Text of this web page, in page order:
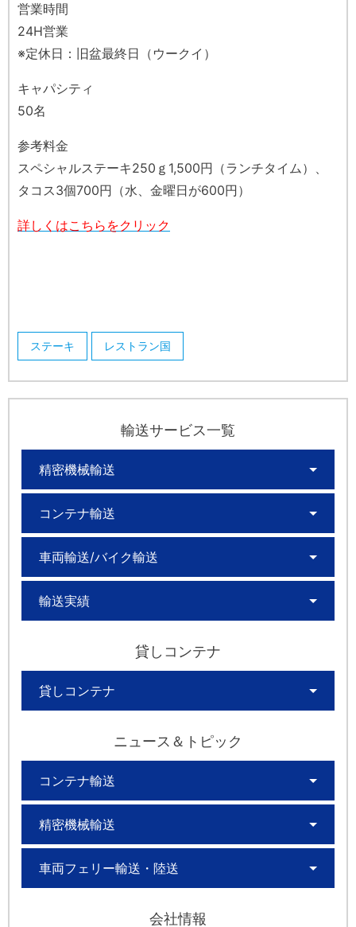
営業時間
24H営業
※定休日：旧盆最終日（ウークイ）
キャパシティ
50名
参考料金
スペシャルステーキ250ｇ1,500円（ランチタイム）、
タコス3個700円（水、金曜日が600円）
詳しくはこちらをクリック
ステーキ レストラン国
輸送サービス一覧
精密機械輸送
コンテナ輸送
車両輸送/バイク輸送
輸送実績
貸しコンテナ
貸しコンテナ
ニュース＆トピック
コンテナ輸送
精密機械輸送
車両フェリー輸送・陸送
会社情報